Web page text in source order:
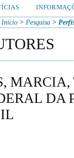
Início >Pesquisa >
DA